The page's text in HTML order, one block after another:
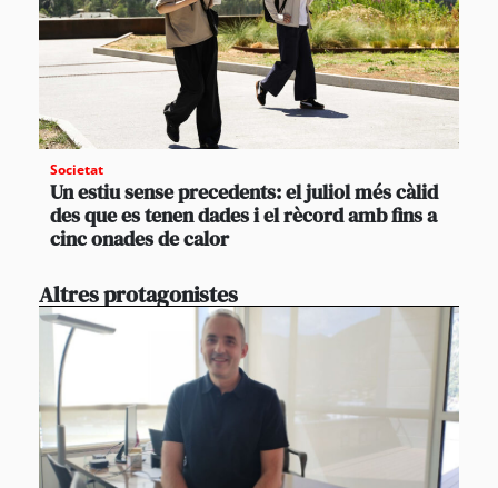
Societat
Un estiu sense precedents: el juliol més càlid
des que es tenen dades i el rècord amb fins a
cinc onades de calor
Altres protagonistes